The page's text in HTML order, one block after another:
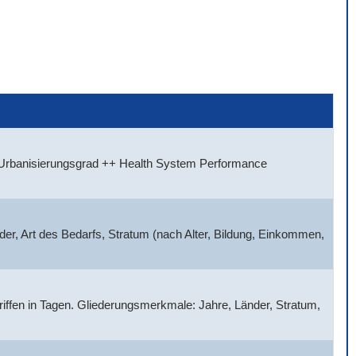
++ Health System Performance
Art des Bedarfs, Stratum (nach Alter, Bildung, Einkommen,
in Tagen. Gliederungsmerkmale: Jahre, Länder, Stratum,